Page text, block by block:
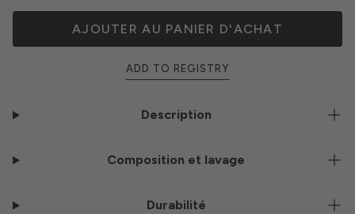
AJOUTER AU PANIER D'ACHAT
ADD TO REGISTRY
Description
Composition et lavage
Durabilité